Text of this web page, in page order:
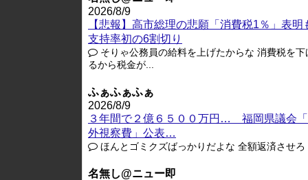
2026/8/9
【悲報】高市総理の悲願「消費税1％」表明
支持率初の6割切り
そりゃ公務員の給料を上げたからな 消費税を下
るから税金が...
ふぁふぁふぁ
2026/8/9
３年間で２億６５００万円… 福岡県議会
外視察費」公表…
ほんとゴミクズばっかりだよな 全額返済させろ
名無し@ニュー即